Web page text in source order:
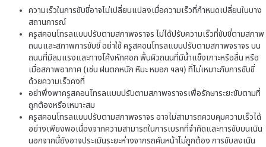
ความเร็วในการขับขี่อาจไม่เปลี่ยนแปลงเมื่อความเร็วที่กำหนดเปลี่ยนในบาง
สถานการณ์
ครูสคอนโทรลแบบปรับตามสภาพจราจร ไม่ได้ปรับความเร็วที่ขับขี่ตามสภาพ
ถนนและสภาพการขับขี่ อย่าใช้ครูสคอนโทรลแบบปรับตามสภาพจราจร บน
ถนนที่มีลมแรงและทางโค้งหักศอก พื้นผิวถนนที่มีน้ำแข็งเกาะหรือลื่น หรือ
เมื่อสภาพอากาศ (เช่น ฝนตกหนัก หิมะ หมอก ฯลฯ) ที่ไม่เหมาะกับการขับขี่
ด้วยความเร็วคงที่
อย่าพึ่งพาครูสคอนโทรลแบบปรับตามสภาพจราจรเพื่อรักษาระยะขับตามที่
ถูกต้องหรือเหมาะสม
ครูสคอนโทรลแบบปรับตามสภาพจราจร อาจไม่สามารถควบคุมความเร็วได้
อย่างเพียงพอเนื่องจากความสามารถในการเบรกที่จำกัดและการขับบนเนิน
นอกจากนี้ยังอาจประเมินระยะห่างจากรถคันหน้าไม่ถูกต้อง การขับลงเนิน